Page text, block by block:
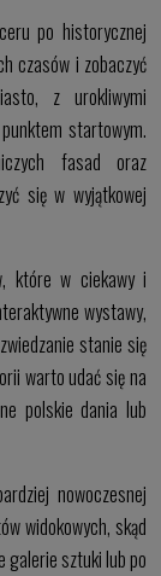
po historycznej
czasów i zobaczyć
z urokliwymi
startowym.
fasad oraz
się w wyjątkowej
które w ciekawy i
wystawy,
stanie się
warto udać się na
polskie dania lub
nowoczesnej
widokowych, skąd
galerie sztuki lub po